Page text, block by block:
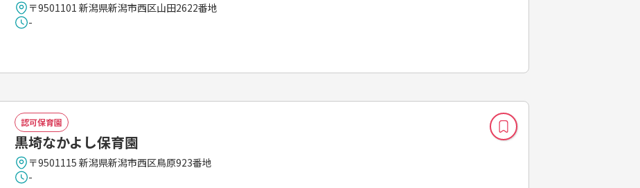
〒9501101 新潟県新潟市西区山田2622番地
-
認可保育園
黒埼なかよし保育園
〒9501115 新潟県新潟市西区鳥原923番地
-